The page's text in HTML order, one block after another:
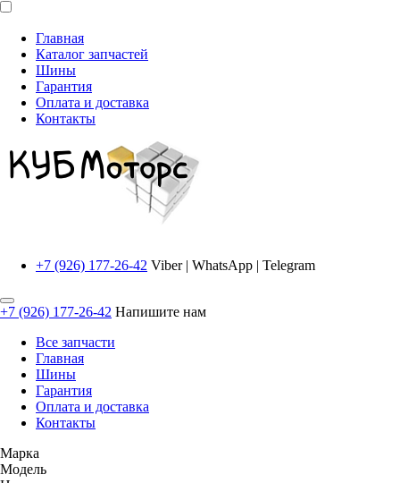
Главная
Каталог запчастей
Шины
Гарантия
Оплата и доставка
Контакты
+7 (926) 177-26-42 Viber | WhatsApp | Telegram
+7 (926) 177-26-42 Напишите нам
Все запчасти
Главная
Шины
Гарантия
Оплата и доставка
Контакты
Марка
Модель